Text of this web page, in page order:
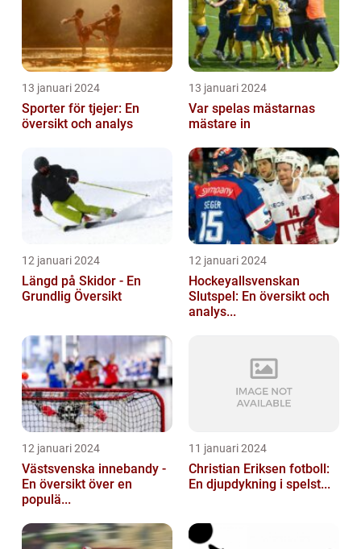
13 januari 2024
Sporter för tjejer: En
översikt och analys
13 januari 2024
Var spelas mästarnas
mästare in
12 januari 2024
Längd på Skidor - En
Grundlig Översikt
12 januari 2024
Hockeyallsvenskan
Slutspel: En översikt och
analys...
12 januari 2024
Västsvenska innebandy -
En översikt över en
populä...
11 januari 2024
Christian Eriksen fotboll:
En djupdykning i spelst...